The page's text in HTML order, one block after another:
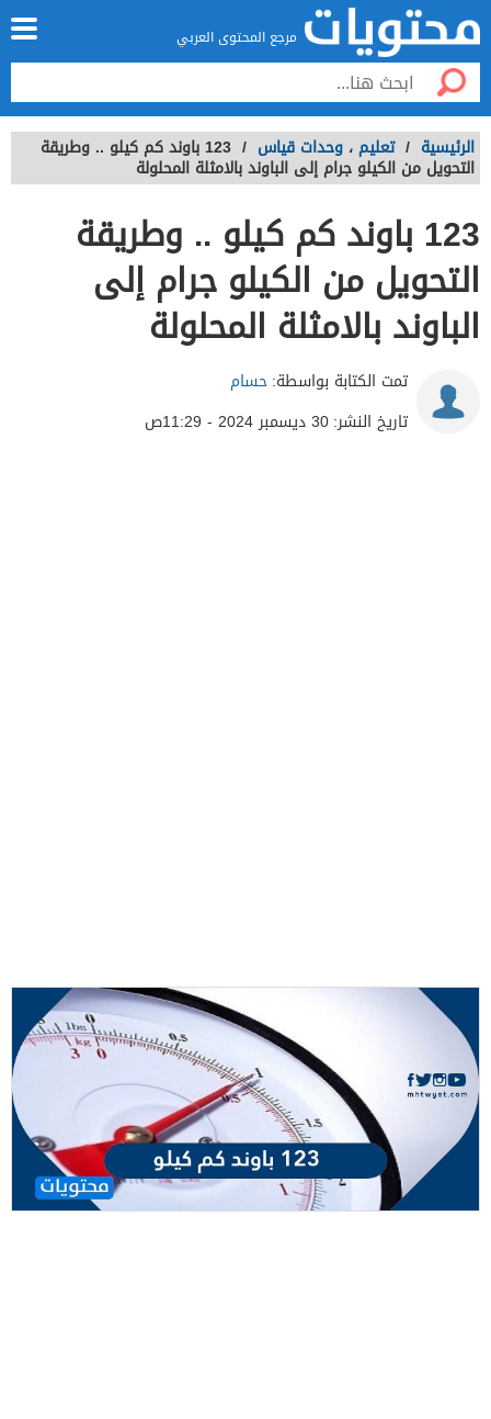
مرجع المحتوى العربي
الرئيسية / تعليم ، وحدات قياس / 123 باوند كم كيلو .. وطريقة
التحويل من الكيلو جرام إلى الباوند بالامثلة المحلولة
123 باوند كم كيلو .. وطريقة
التحويل من الكيلو جرام إلى
الباوند بالامثلة المحلولة
تمت الكتابة بواسطة:حسام
تاريخ النشر:30 ديسمبر 2024 - 11:29ص